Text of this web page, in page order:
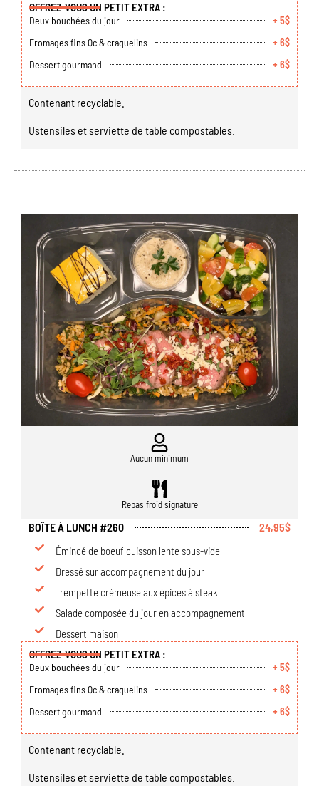
OFFREZ-VOUS UN PETIT EXTRA :
Deux bouchées du jour
+ 5$
Fromages fins Qc & craquelins
+ 6$
Dessert gourmand
+ 6$
Contenant recyclable.
Ustensiles et serviette de table compostables.
Aucun minimum
Repas froid signature
BOÎTE À LUNCH #260 24,95$
Émincé de boeuf cuisson lente sous-vide
Dressé sur accompagnement du jour
Trempette crémeuse aux épices à steak
Salade composée du jour en accompagnement
Dessert maison
OFFREZ-VOUS UN PETIT EXTRA :
Deux bouchées du jour
+ 5$
Fromages fins Qc & craquelins
+ 6$
Dessert gourmand
+ 6$
Contenant recyclable.
Ustensiles et serviette de table compostables.